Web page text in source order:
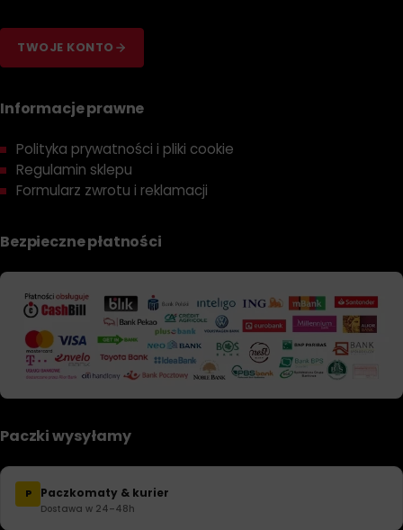
TWOJE KONTO
Informacje prawne
Polityka prywatności i pliki cookie
Regulamin sklepu
Formularz zwrotu i reklamacji
Bezpieczne płatności
Paczki wysyłamy
P Paczkomaty & kurier
Dostawa w 24–48h